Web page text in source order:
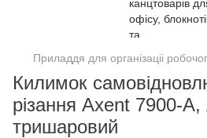
Приладдя для організаціі
Килимок
різання Axent 7900-
тришаровий